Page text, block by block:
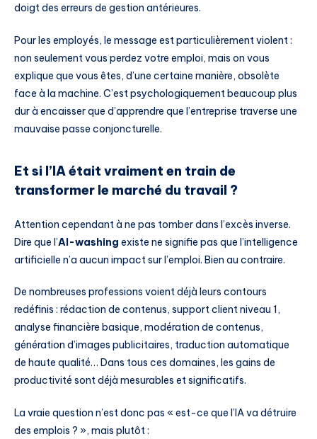
doigt des erreurs de gestion antérieures.
Pour les employés, le message est particulièrement violent :
non seulement vous perdez votre emploi, mais on vous
explique que vous êtes, d’une certaine manière, obsolète
face à la machine. C’est psychologiquement beaucoup plus
dur à encaisser que d’apprendre que l’entreprise traverse une
mauvaise passe conjoncturelle.
Et si l’IA était vraiment en train de
transformer le marché du travail ?
Attention cependant à ne pas tomber dans l’excès inverse.
Dire que l’AI-washing existe ne signifie pas que l’intelligence
artificielle n’a aucun impact sur l’emploi. Bien au contraire.
De nombreuses professions voient déjà leurs contours
redéfinis : rédaction de contenus, support client niveau 1,
analyse financière basique, modération de contenus,
génération d’images publicitaires, traduction automatique
de haute qualité… Dans tous ces domaines, les gains de
productivité sont déjà mesurables et significatifs.
La vraie question n’est donc pas « est-ce que l’IA va détruire
des emplois ? », mais plutôt :